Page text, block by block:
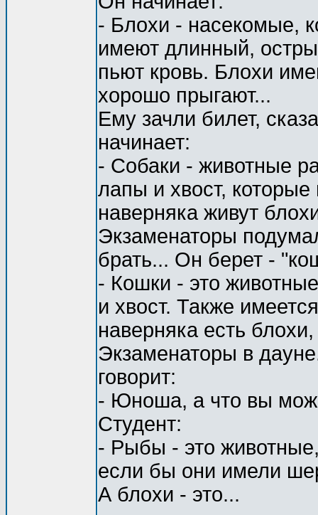
- Блохи - насекомые,
имеют длинный,
пьют кровь. Блохи
хорошо прыгают...
Ему зачли билет,
начинает:
- Собаки - животные
лапы и хвост,
наверняка живут
Экзаменаторы
брать... Он берет -
- Кошки - это
и хвост. Также
наверняка есть
Экзаменаторы в
говорит:
- Юноша, а что вы
Студент:
- Рыбы - это
если бы они имели
А блохи - это...